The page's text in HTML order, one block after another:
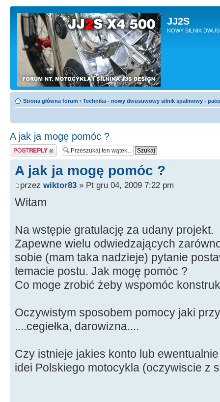
JJ2S
NOWY SILNIK
Strona główna forum ‹ Technika - nowy dwusuwowy silnik spalinowy -
A jak ja mogę pomóc ?
Odpowiedz
A jak ja mogę pomóc ?
przez wiktor83 » Pt gru 04, 2009 7:22 pm
Witam
Na wstępie gratulację za udany projekt.
Zapewne wielu odwiedzających
sobie (mam taka nadzieje) pytanie
temacie postu. Jak mogę pomóc ?
Co moge zrobić żeby wspomóc
Oczywistym sposobem pomocy jaki
....cegiełka, darowizna....
Czy istnieje jakies konto lub
idei Polskiego motocykla (oczywiscie z